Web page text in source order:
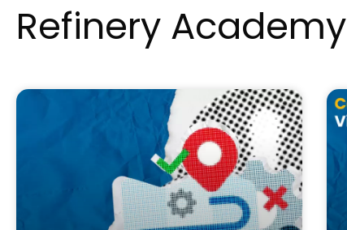
Refinery Academy